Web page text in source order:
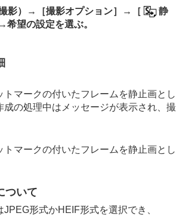
を使う（連写/セルフタイマー）
影機能
う
う
る
示を設定する
録する
ークから静止画自動作成
後のショットマーク（撮影）
影）→ ［撮影オプション］ → ［
静
→希望の設定を選ぶ。
マークの付いたフレームを静止画とし
成の処理中はメッセージが表示され、撮
マークの付いたフレームを静止画とし
ついて
形式かHEIF形式を選択でき、